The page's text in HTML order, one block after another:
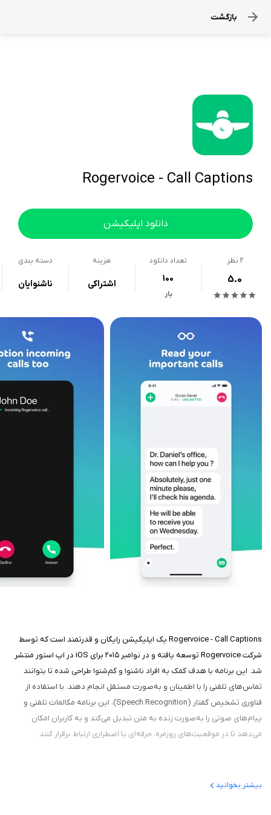
بازگشت
Rogervoice - Call Captions
دانلود اپلیکیشن
2 نظر
5.0
تعداد دانلود
100
بار
هزینه
اشتراکی
دسته بندی
ناشنوایان
Rogervoice - Call Captions یک اپلیکیشن رایگان و قدرتمند است که توسط
شرکت Rogervoice توسعه یافته و در نوامبر ۲۰۱۵ برای iOS در اپ استور منتشر
شد. این برنامه با هدف کمک به افراد ناشنوا و کم‌شنوا طراحی شده تا بتوانند
تماس‌های تلفنی را با اطمینان و به‌صورت مستقل انجام دهند. با استفاده از
فناوری تشخیص گفتار (Speech Recognition)، این برنامه مکالمات تلفنی و
پیام‌های صوتی را به‌صورت زنده به متن تبدیل می‌کند و به کاربران امکان
می‌دهد تا در موقعیت‌های روزمره، حرفه‌ای یا اضطراری ارتباط برقرار کنند.
درباره برنامه
بیشتر بخوانید